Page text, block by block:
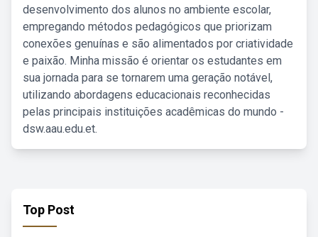
desenvolvimento dos alunos no ambiente escolar,
empregando métodos pedagógicos que priorizam
conexões genuínas e são alimentados por criatividade
e paixão. Minha missão é orientar os estudantes em
sua jornada para se tornarem uma geração notável,
utilizando abordagens educacionais reconhecidas
pelas principais instituições acadêmicas do mundo -
dsw.aau.edu.et.
Top Post